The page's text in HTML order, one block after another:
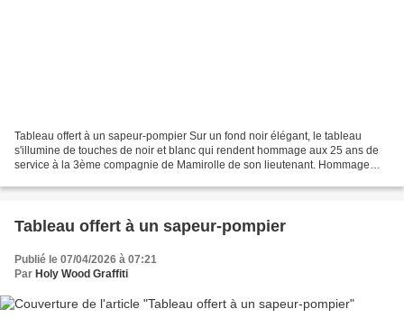
Tableau offert à un sapeur-pompier Sur un fond noir élégant, le tableau
s'illumine de touches de noir et blanc qui rendent hommage aux 25 ans de
service à la 3ème compagnie de Mamirolle de son lieutenant. Hommage
Tableau offert à un sapeur-pompier
Publié le 07/04/2026 à 07:21
Par Holy Wood Graffiti